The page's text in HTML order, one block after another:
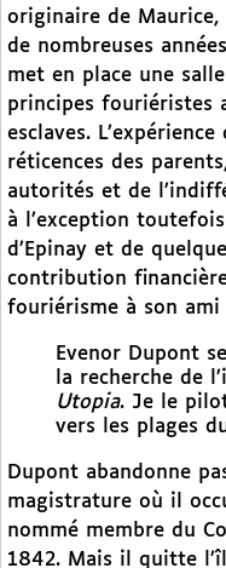
originaire de Maurice,
de nombreuses
met en place une
principes fouriéristes
esclaves.
réticences des
autorités et de
à l’exception toutefois
d’Epinay et de
contribution
fouriérisme à son ami
Evenor Dupont
la recherche de
Utopia. Je le
vers les plages
Dupont abandonne
magistrature où il
nommé membre du
1842. Mais il quitte